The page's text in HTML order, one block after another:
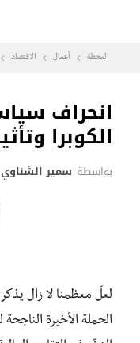
المحطة أعمال الاقتصاد
انحراف
الكوبرا
بواسطة سمير الشناوي
لعلّ معظمنا لا زال
الحملة الأخيرة